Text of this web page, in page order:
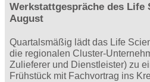
Werkstattgespräche des Life
August
Quartalsmäßig lädt das Life
die regionalen Cluster-
Zulieferer und Dienstleister) zu
Frühstück mit Fachvortrag ins